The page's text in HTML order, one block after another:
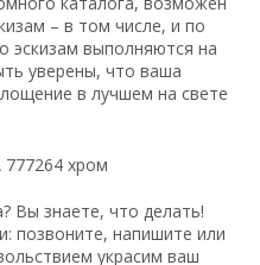
– в том числе, и по
выполняются на
уверены, что ваша
в лучшем на свете
Вы знаете, что делать!
позвоните, напишите или
украсим ваш